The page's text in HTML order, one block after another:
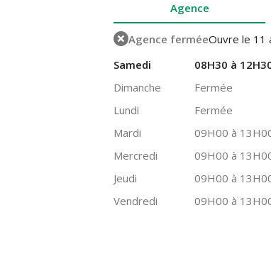
Agence
Agence ferméeOuvre le 11
Samedi
08H30 à
Dimanche
Fermée
Lundi
Fermée
Mardi
09H00 à
Mercredi
09H00 à
Jeudi
09H00 à
Vendredi
09H00 à